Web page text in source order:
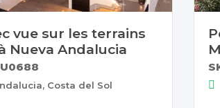
vue sur les terrains
Nueva Andalucia
Costa del Sol